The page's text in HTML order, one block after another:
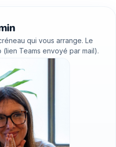
qui vous arrange. Le
Teams envoyé par mail).